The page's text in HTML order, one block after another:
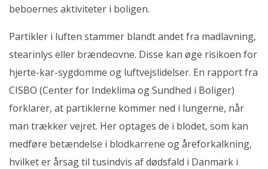
beboernes aktiviteter i boligen.
Partikler i luften stammer blandt andet fra madlavning,
stearinlys eller brændeovne. Disse kan øge risikoen for
hjerte-kar-sygdomme og luftvejslidelser. En rapport fra
CISBO (Center for Indeklima og Sundhed i Boliger)
forklarer, at partiklerne kommer ned i lungerne, når
man trækker vejret. Her optages de i blodet, som kan
medføre betændelse i blodkarrene og åreforkalkning,
hvilket er årsag til tusindvis af dødsfald i Danmark i